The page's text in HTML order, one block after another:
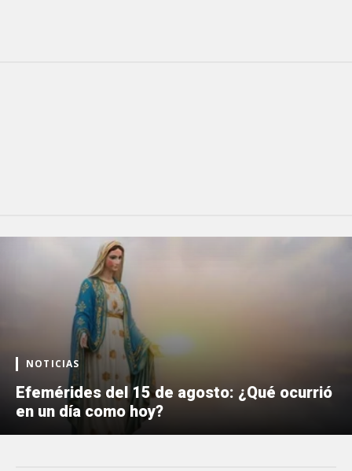
NOTICIAS
Efemérides del 15 de agosto: ¿Qué ocurrió
en un día como hoy?